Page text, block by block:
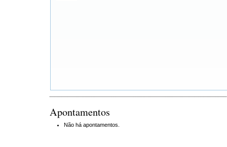
Apontamentos
Não há apontamentos.